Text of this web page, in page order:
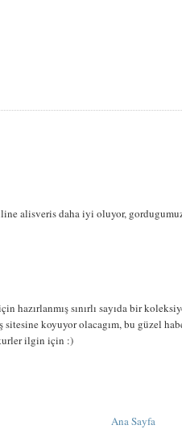
alisveris daha iyi oluyor,
hazırlanmış sınırlı sayıda bir
koyuyor olacagım, bu güzel
ilgin için :)
Ana Sayfa